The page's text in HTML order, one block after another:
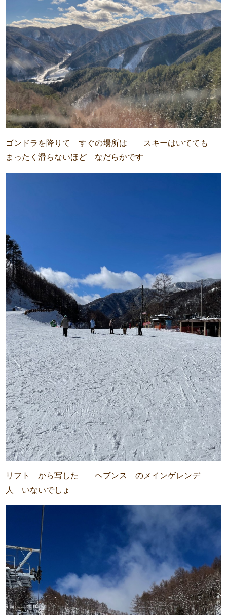
ゴンドラを降りて すぐの場所は スキーはいてても
まったく滑らないほど なだらかです
リフト から写した ヘブンス のメインゲレンデ
人 いないでしょ